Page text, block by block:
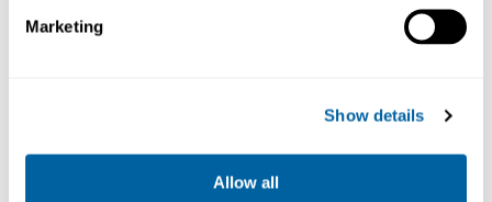
Marketing
Show details
Allow all